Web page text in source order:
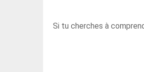
Si tu cherches à